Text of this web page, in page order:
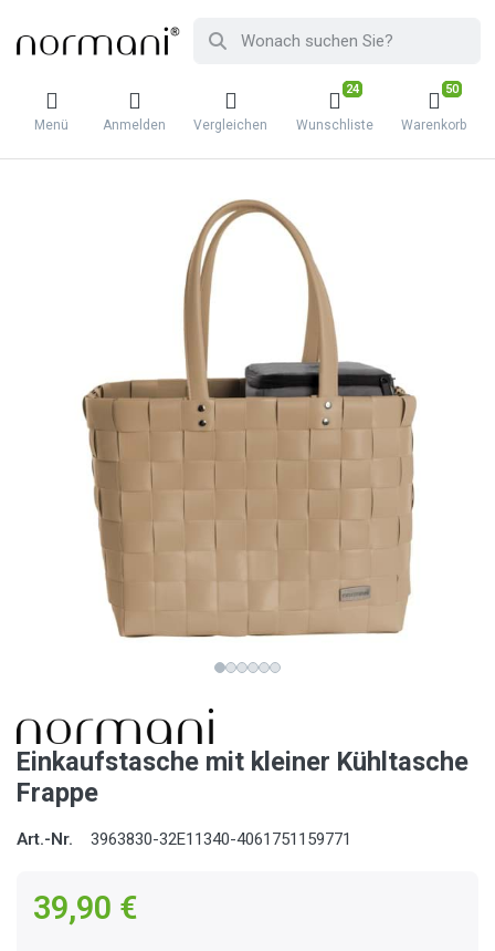
Menü Anmelden Vergleichen
24
Wunschliste
50
Warenkorb
Einkaufstasche mit kleiner Kühltasche
Frappe
Art.-Nr. 3963830-32E11340-4061751159771
39,90 €